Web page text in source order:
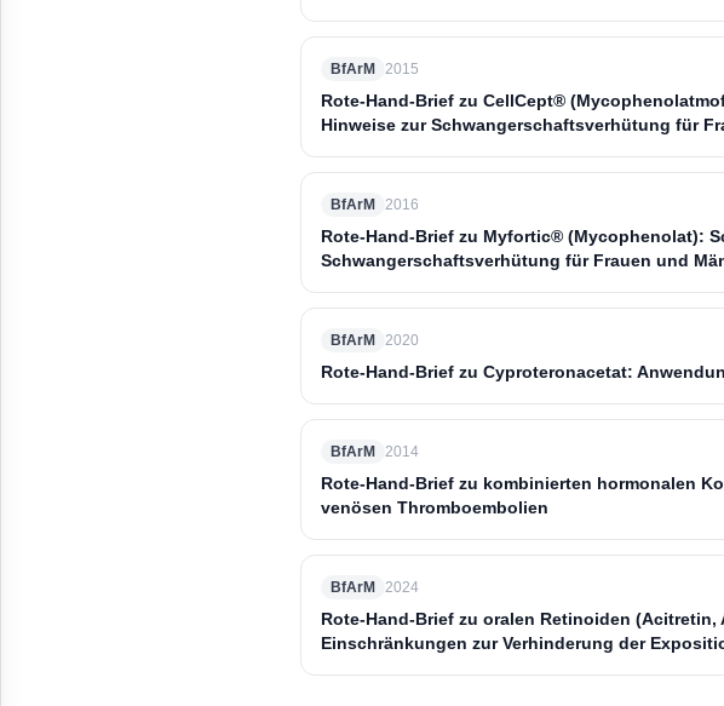
BfArM 2015
Rote-Hand-Brief zu CellCept®
Hinweise zur Schwangerschaftsverhütung für
BfArM 2016
Rote-Hand-Brief zu Myfortic® (Mycophenolat):
Schwangerschaftsverhütung für Frauen und
BfArM 2020
Rote-Hand-Brief zu Cyproteronacetat:
BfArM 2014
Rote-Hand-Brief zu kombinierten hormonalen
venösen Thromboembolien
BfArM 2024
Rote-Hand-Brief zu oralen Retinoiden
Einschränkungen zur Verhinderung der